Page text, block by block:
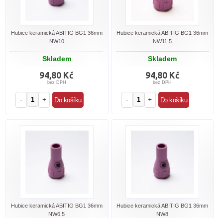
Hubice keramická ABITIG BG1 36mm
NW10
Skladem
94,80 Kč
bez DPH
- +
Hubice keramická ABITIG BG1 36mm
NW11,5
Skladem
94,80 Kč
bez DPH
- +
Hubice keramická ABITIG BG1 36mm
NW6,5
Hubice keramická ABITIG BG1 36mm
NW8